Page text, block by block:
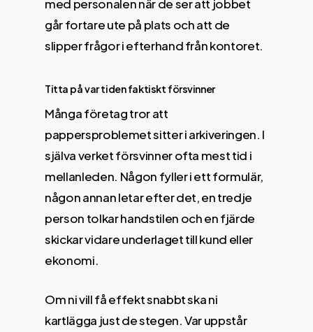
med personalen när de ser att jobbet
går fortare ute på plats och att de
slipper frågor i efterhand från kontoret.
Titta på var tiden faktiskt försvinner
Många företag tror att
pappersproblemet sitter i arkiveringen. I
själva verket försvinner ofta mest tid i
mellanleden. Någon fyller i ett formulär,
någon annan letar efter det, en tredje
person tolkar handstilen och en fjärde
skickar vidare underlaget till kund eller
ekonomi.
Om ni vill få effekt snabbt ska ni
kartlägga just de stegen. Var uppstår